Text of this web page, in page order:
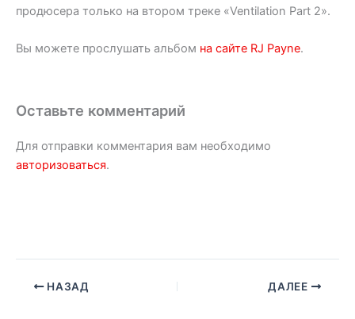
продюсера только на втором треке «Ventilation Part 2».
Вы можете прослушать альбом на сайте RJ Payne.
Оставьте комментарий
Для отправки комментария вам необходимо
авторизоваться.
НАЗАД ДАЛЕЕ